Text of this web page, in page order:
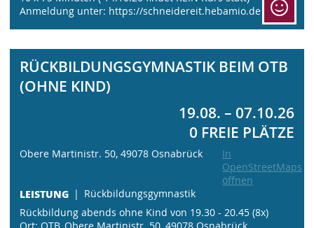
Anmeldung unter: https://schneidereit.hebamio.de
RÜCKBILDUNGSGYMNASTIK BEIM OTB
(OHNE KIND)
19.08. – 07.10.26
0 FREIE PLÄTZE
Obere Martinistr. 50, 49078 Osnabrück
In
OpenStreetMaps
öffnen
LEISTUNG
Rückbildungsgymnastik
Rückbildung abends ohne Kind von 19.30 - 20.45 (8x)